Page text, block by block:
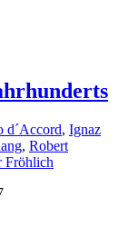
d´Accord, Ignaz
, Robert
Fröhlich